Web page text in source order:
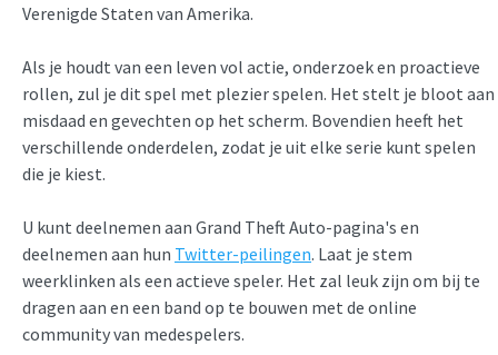
Verenigde Staten van Amerika.
Als je houdt van een leven vol actie, onderzoek en proactieve
rollen, zul je dit spel met plezier spelen. Het stelt je bloot aan
misdaad en gevechten op het scherm. Bovendien heeft het
verschillende onderdelen, zodat je uit elke serie kunt spelen
die je kiest.
U kunt deelnemen aan Grand Theft Auto-pagina's en
deelnemen aan hun Twitter-peilingen. Laat je stem
weerklinken als een actieve speler. Het zal leuk zijn om bij te
dragen aan en een band op te bouwen met de online
community van medespelers.